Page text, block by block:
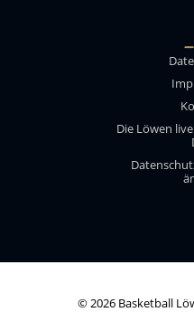
Die Löwen
© 2026 Basketball